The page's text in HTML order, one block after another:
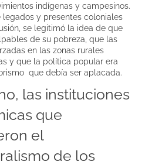
indígenas y campesinos.
legados y presentes coloniales
se legitimó la idea de que
de su pobreza, que las
en las zonas rurales
y que la política popular era
que debía ser aplacada.
las instituciones
que
el
de los